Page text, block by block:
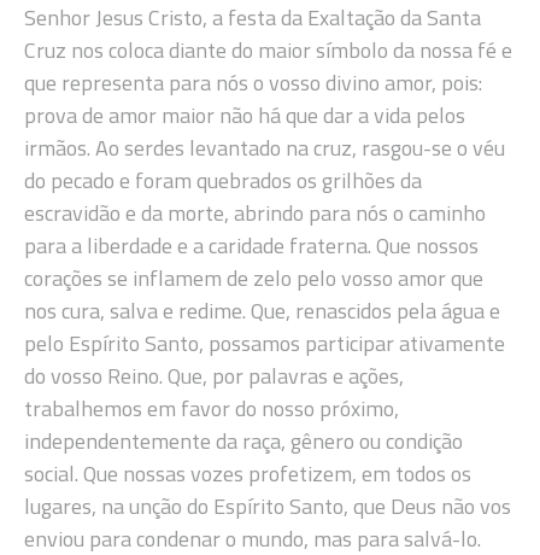
Senhor Jesus Cristo, a festa da Exaltação da Santa
Cruz nos coloca diante do maior símbolo da nossa fé e
que representa para nós o vosso divino amor, pois:
prova de amor maior não há que dar a vida pelos
irmãos. Ao serdes levantado na cruz, rasgou-se o véu
do pecado e foram quebrados os grilhões da
escravidão e da morte, abrindo para nós o caminho
para a liberdade e a caridade fraterna. Que nossos
corações se inflamem de zelo pelo vosso amor que
nos cura, salva e redime. Que, renascidos pela água e
pelo Espírito Santo, possamos participar ativamente
do vosso Reino. Que, por palavras e ações,
trabalhemos em favor do nosso próximo,
independentemente da raça, gênero ou condição
social. Que nossas vozes profetizem, em todos os
lugares, na unção do Espírito Santo, que Deus não vos
enviou para condenar o mundo, mas para salvá-lo.